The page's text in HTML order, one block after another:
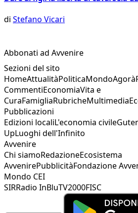
di Stefano Vicari
Abbonati ad Avvenire
Sezioni del sito
HomeAttualitàPoliticaMondoAgorà
CommentiEconomiaVita e
CuraFamigliaRubricheMultimedia
Pubblicazioni
Edizioni localiL'economia civile
UpLuoghi dell'Infinito
Avvenire
Chi siamoRedazioneEcosistema
AvvenirePubblicitàFondazione
Mondo CEI
SIRRadio InBluTV2000FISC